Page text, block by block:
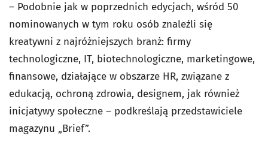
– Podobnie jak w poprzednich edycjach, wśród 50
nominowanych w tym roku osób znaleźli się
kreatywni z najróżniejszych branż: firmy
technologiczne, IT, biotechnologiczne, marketingowe,
finansowe, działające w obszarze HR, związane z
edukacją, ochroną zdrowia, designem, jak również
inicjatywy społeczne – podkreślają przedstawiciele
magazynu „Brief”.